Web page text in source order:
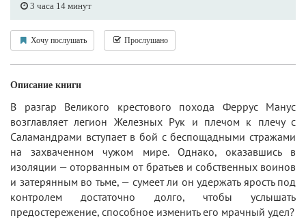
3 часа 14 минут
Хочу послушать Прослушано
Описание книги
В разгар Великого крестового похода Феррус Манус
возглавляет легион Железных Рук и плечом к плечу с
Саламандрами вступает в бой с беспощадными стражами
на захваченном чужом мире. Однако, оказавшись в
изоляции — оторванным от братьев и собственных воинов
и затерянным во тьме, — сумеет ли он удержать ярость под
контролем достаточно долго, чтобы услышать
предостережение, способное изменить его мрачный удел?